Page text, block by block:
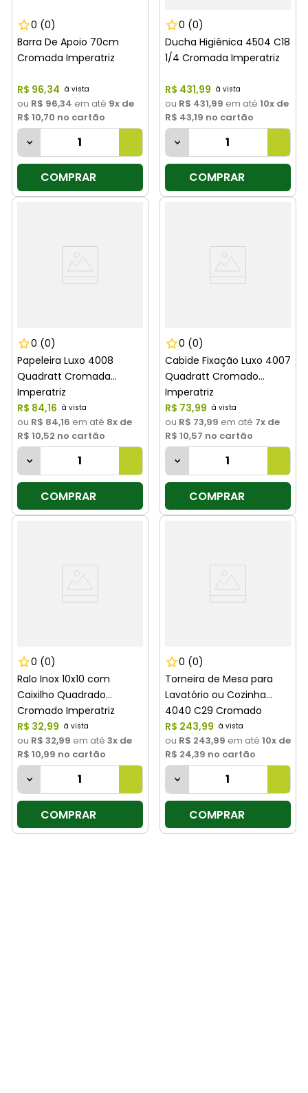
0 (0)
Barra De Apoio 70cm
Cromada Imperatriz
R$ 96,34
ou R$ 96,34 em até 9x de
R$ 10,70 no cartão
COMPRAR
0 (0)
Ducha Higiênica 4504 C18
1/4 Cromada Imperatriz
R$ 431,99
ou R$ 431,99 em até 10x de
R$ 43,19 no cartão
COMPRAR
0 (0)
Papeleira Luxo 4008
Quadratt Cromada
Imperatriz
R$ 84,16
ou R$ 84,16 em até 8x de
R$ 10,52 no cartão
COMPRAR
0 (0)
Cabide Fixação Luxo 4007
Quadratt Cromado
Imperatriz
R$ 73,99
ou R$ 73,99 em até 7x de
R$ 10,57 no cartão
COMPRAR
0 (0)
Ralo Inox 10x10 com
Caixilho Quadrado
Cromado Imperatriz
R$ 32,99
ou R$ 32,99 em até 3x de
R$ 10,99 no cartão
COMPRAR
0 (0)
Torneira de Mesa para
Lavatório ou Cozinha
4040 C29 Cromado
Imperatriz
R$ 243,99
ou R$ 243,99 em até 10x de
R$ 24,39 no cartão
COMPRAR